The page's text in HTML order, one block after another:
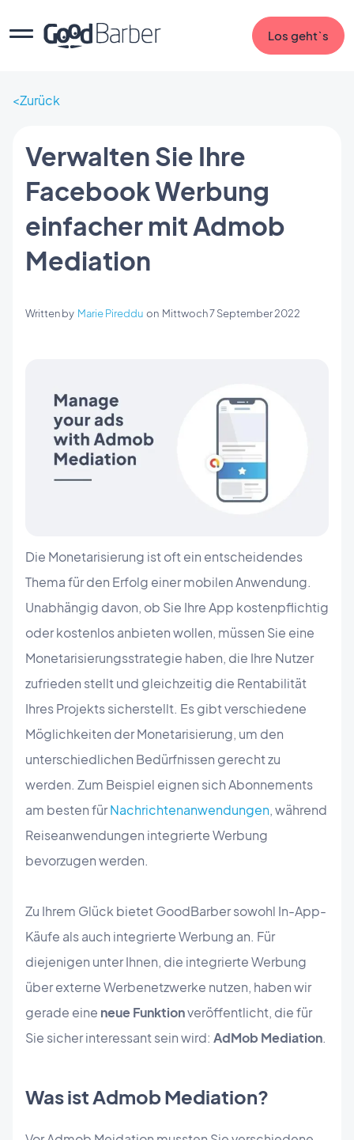
Los geht`s
Zurück
Verwalten Sie Ihre
Facebook Werbung
einfacher mit Admob
Mediation
Written by Marie Pireddu on Mittwoch 7 September 2022
Die Monetarisierung ist oft ein entscheidendes
Thema für den Erfolg einer mobilen Anwendung.
Unabhängig davon, ob Sie Ihre App kostenpflichtig
oder kostenlos anbieten wollen, müssen Sie eine
Monetarisierungsstrategie haben, die Ihre Nutzer
zufrieden stellt und gleichzeitig die Rentabilität
Ihres Projekts sicherstellt. Es gibt verschiedene
Möglichkeiten der Monetarisierung, um den
unterschiedlichen Bedürfnissen gerecht zu
werden. Zum Beispiel eignen sich Abonnements
am besten fürNachrichtenanwendungen, während
Reiseanwendungen integrierte Werbung
bevorzugen werden.
Zu Ihrem Glück bietet GoodBarber sowohl In-App-
Käufe als auch integrierte Werbung an. Für
diejenigen unter Ihnen, die integrierte Werbung
über externe Werbenetzwerke nutzen, haben wir
gerade eine neue Funktionveröffentlicht, die für
Sie sicher interessant sein wird: AdMob Mediation.
Was ist Admob Mediation?